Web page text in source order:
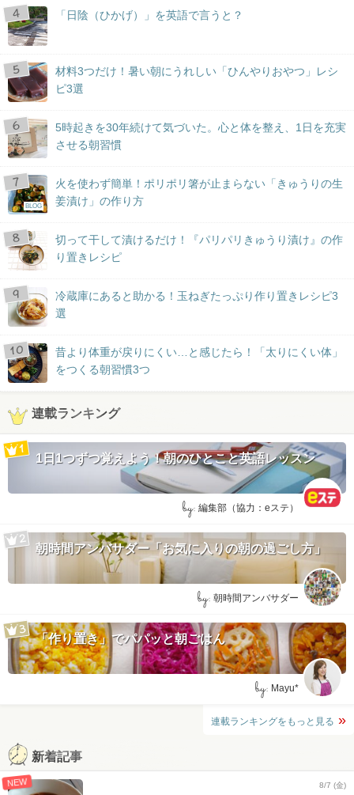
「日陰（ひかげ）」を英語で言うと？
材料3つだけ！暑い朝にうれしい「ひんやりおやつ」レシ
ピ3選
5時起きを30年続けて気づいた。心と体を整え、1日を充実
させる朝習慣
BLOG
火を使わず簡単！ポリポリ箸が止まらない「きゅうりの生
姜漬け」の作り方
切って干して漬けるだけ！『パリパリきゅうり漬け』の作
り置きレシピ
冷蔵庫にあると助かる！玉ねぎたっぷり作り置きレシピ3
選
昔より体重が戻りにくい…と感じたら！「太りにくい体」
をつくる朝習慣3つ
連載ランキング
1日1つずつ覚えよう！朝のひとこと英語レッスン
by: 編集部（協力：eステ）
朝時間アンバサダー「お気に入りの朝の過ごし方」
by: 朝時間アンバサダー
「作り置き」でパパッと朝ごはん
by: Mayu*
連載ランキングをもっと見る
新着記事
NEW 8/7 (金)